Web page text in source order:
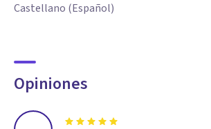
Castellano (Español)
Opiniones